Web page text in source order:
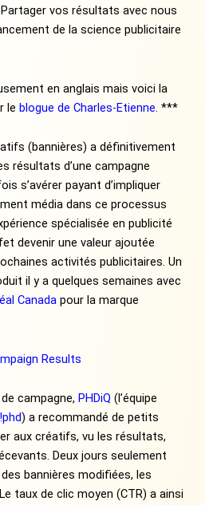
vos résultats avec nous
de la science publicitaire
en anglais mais voici la
leblogue de Charles-Etienne . ***
(bannières) a définitivement
résultats d’une campagne
s’avérer payant d’impliquer
média dans ce processus
spécialisée en publicité
devenir une valeur ajoutée
activités publicitaires. Un
il y a quelques semaines avec
Canada pour la marque
campagne,PHDiQ (l’équipe
) a recommandé de petits
aux créatifs, vu les résultats,
Deux jours seulement
bannières modifiées, les
taux de clic moyen (CTR) a ainsi